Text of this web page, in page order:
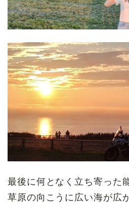
最後に何となく立ち寄った
草原の向こうに広い海が広